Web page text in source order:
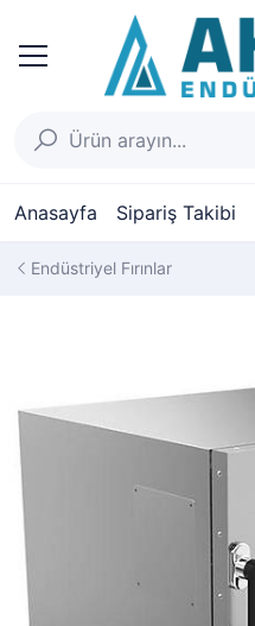
Anasayfa Sipariş Takibi
Endüstriyel Fırınlar